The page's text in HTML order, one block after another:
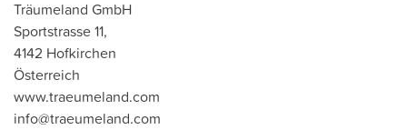
Träumeland GmbH
Sportstrasse 11,
4142 Hofkirchen
Österreich
www.traeumeland.com
info@traeumeland.com